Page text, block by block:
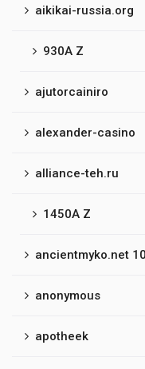
aikikai-russia.org
930A Z
ajutorcainiro
alexander-casino
alliance-teh.ru
1450A Z
ancientmyko.net
anonymous
apotheek